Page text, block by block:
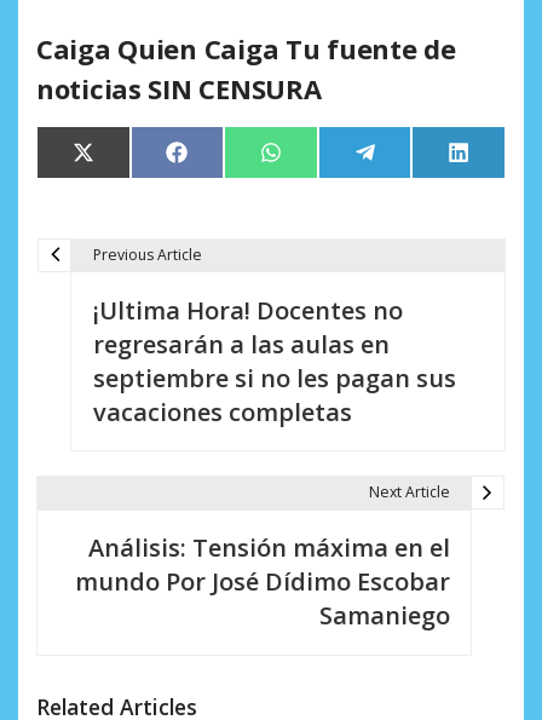
Caiga Quien Caiga Tu fuente de
noticias SIN CENSURA
Compartir
en
X
(Twitter)
Compartir
en
Facebook Compartir
en
WhatsApp Compartir
en
Telegram
en
LinkedIn
Previous Article
¡Ultima Hora! Docentes no
regresarán a las aulas en
septiembre si no les pagan sus
vacaciones completas
Next Article
Análisis: Tensión máxima en el
mundo Por José Dídimo Escobar
Samaniego
Related Articles